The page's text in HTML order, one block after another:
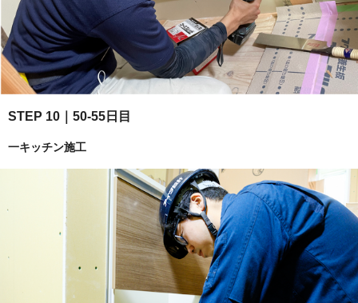
STEP 10｜50-55日目
一キッチン施工